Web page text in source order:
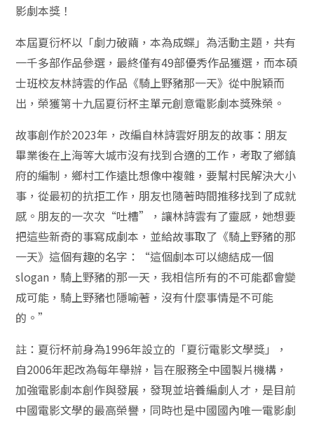
影劇本獎！
本屆夏衍杯以「劇力破繭，本為成蝶」為活動主題，共有
一千多部作品參選，最終僅有49部優秀作品獲選，而本碩
士班校友林詩雲的作品《騎上野豬那一天》從中脫穎而
出，榮獲第十九屆夏衍杯主單元創意電影劇本獎殊榮。
故事創作於2023年，改編自林詩雲好朋友的故事：朋友
畢業後在上海等大城市沒有找到合適的工作，考取了鄉鎮
府的編制，鄉村工作遠比想像中複雜，要幫村民解決大小
事，從最初的抗拒工作，朋友也隨著時間推移找到了成就
感。朋友的一次次“吐槽”，讓林詩雲有了靈感，她想要
把這些新奇的事寫成劇本，並給故事取了《騎上野豬的那
一天》這個有趣的名字：“這個劇本可以總結成一個
slogan，騎上野豬的那一天，我相信所有的不可能都會變
成可能，騎上野豬也隱喻著，沒有什麼事情是不可能
的。”
註：夏衍杯前身為1996年設立的「夏衍電影文學獎」，
自2006年起改為每年舉辦，旨在服務全中國製片機構，
加強電影劇本創作與發展，發現並培養編劇人才，是目前
中國電影文學的最高榮譽，同時也是中國國內唯一電影劇